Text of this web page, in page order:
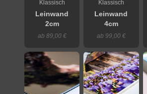
Klassisch
Leinwand
2cm
ab 89,00 €
Klassisch
Leinwand
4cm
ab 99,00 €